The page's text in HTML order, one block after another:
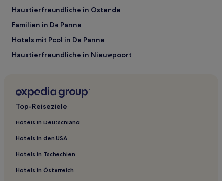
Haustierfreundliche in Ostende
Familien in De Panne
Hotels mit Pool in De Panne
Haustierfreundliche in Nieuwpoort
Strand in Koksijde
Hotels mit Parkplatz in Nieuwpoort-aan-Zee
Haustierfreundliche in Nieuwpoort-aan-Zee
Hotels mit inbegriffenem Frühstück in De Haan
Top-Reiseziele
Hotels in Deutschland
Hotels in den USA
Hotels in Tschechien
Hotels in Österreich